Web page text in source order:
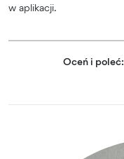
w aplikacji.
Oceń i poleć: